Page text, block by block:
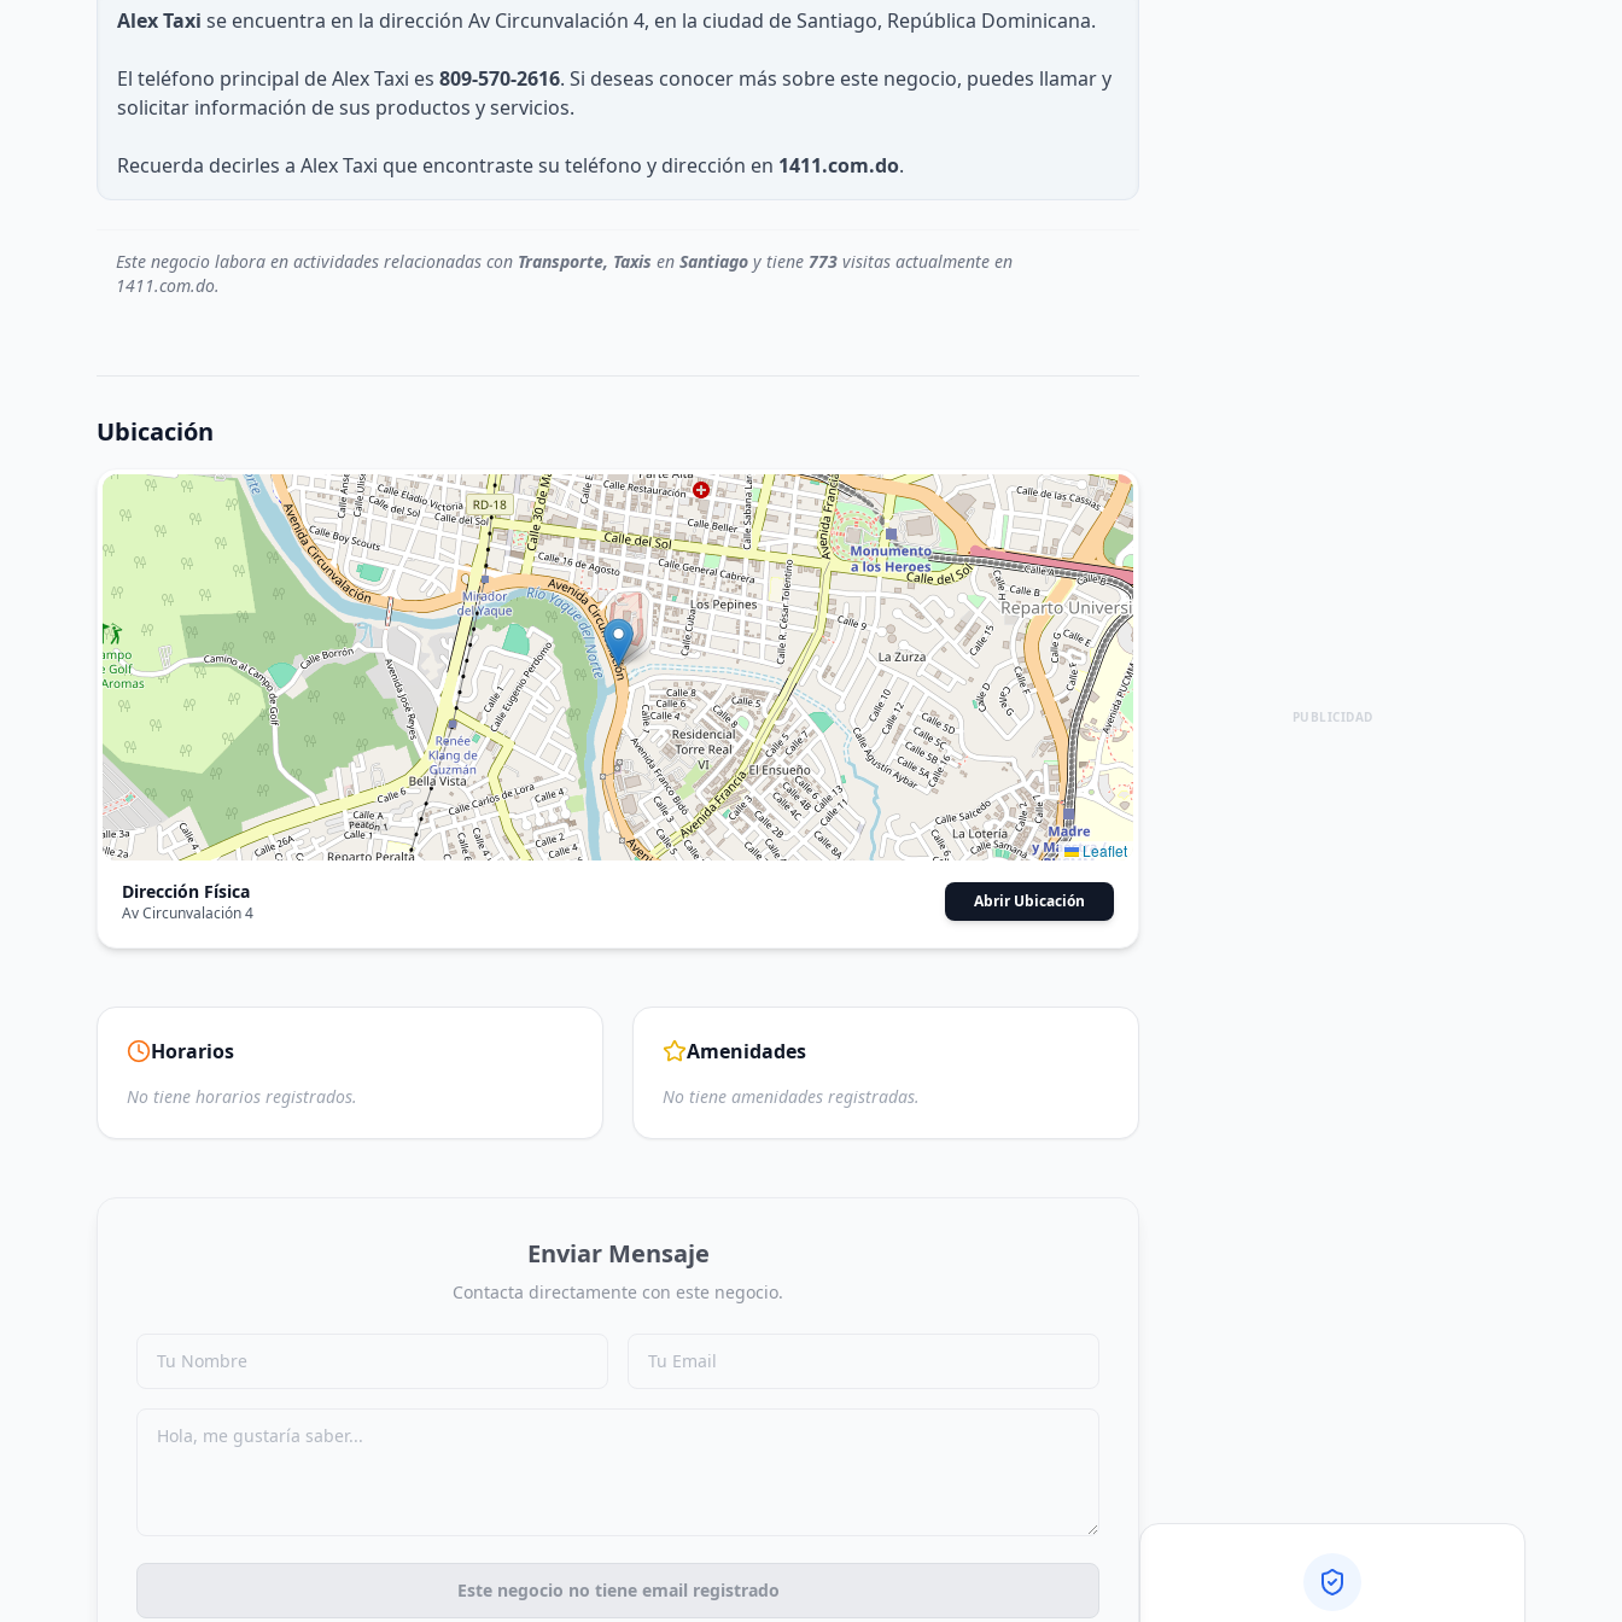
Alex Taxi se encuentra en la dirección Av Circunvalación 4, en la ciudad de Santiago, República Dominicana.
El teléfono principal de Alex Taxi es 809-570-2616. Si deseas conocer más sobre este negocio, puedes llamar y
solicitar información de sus productos y servicios.
Recuerda decirles a Alex Taxi que encontraste su teléfono y dirección en 1411.com.do.
Este negocio labora en actividades relacionadas con Transporte, Taxis en Santiago y tiene 773 visitas actualmente en
1411.com.do.
Ubicación
Leaflet
Dirección Física
Av Circunvalación 4
Abrir Ubicación
Horarios
No tiene horarios registrados.
Amenidades
No tiene amenidades registradas.
Enviar Mensaje
Contacta directamente con este negocio.
Este negocio no tiene email registrado
PUBLICIDAD